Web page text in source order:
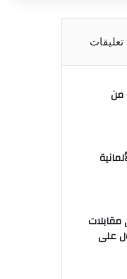
تعليقات
من
مقابلات
على